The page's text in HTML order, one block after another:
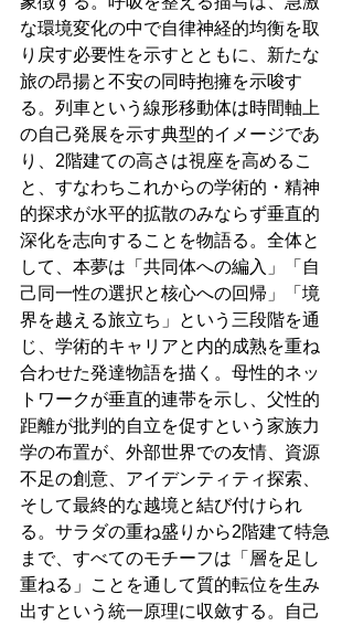
な環境変化の中で自律神経的均衡を取
り戻す必要性を示すとともに、新たな
旅の昂揚と不安の同時抱擁を示唆す
る。列車という線形移動体は時間軸上
の自己発展を示す典型的イメージであ
り、2階建ての高さは視座を高めるこ
と、すなわちこれからの学術的・精神
的探求が水平的拡散のみならず垂直的
深化を志向することを物語る。全体と
して、本夢は「共同体への編入」「自
己同一性の選択と核心への回帰」「境
界を越える旅立ち」という三段階を通
じ、学術的キャリアと内的成熟を重ね
合わせた発達物語を描く。母性的ネッ
トワークが垂直的連帯を示し、父性的
距離が批判的自立を促すという家族力
学の布置が、外部世界での友情、資源
不足の創意、アイデンティティ探索、
そして最終的な越境と結び付けられ
る。サラダの重ね盛りから2階建て特急
まで、すべてのモチーフは「層を足し
重ねる」ことを通して質的転位を生み
出すという統一原理に収斂する。自己